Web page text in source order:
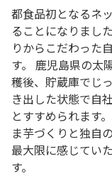
都食品初となるネ
ることになりまし
りからこだわった
す。 鹿児島県の太
穫後、貯蔵庫でじ
き出した状態で自
とすすめられます
ま芋づくりと独自
最大限に感じてい
す。